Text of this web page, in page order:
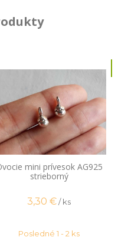
mini prívesok AG925
strieborný
3,30 €/ ks
Posledné 1 - 2 ks